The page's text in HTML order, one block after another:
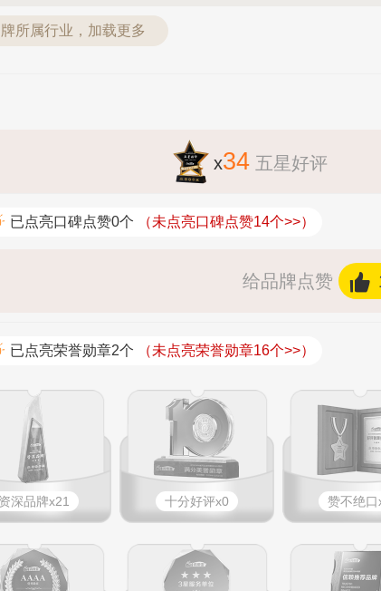
所属行业，加载更多
x34 五星好评
已点亮口碑点赞0个 （未点亮口碑点赞14个>>）
给品牌点赞
已点亮荣誉勋章2个 （未点亮荣誉勋章16个>>）
资深品牌x21 十分好评x0 赞不绝口